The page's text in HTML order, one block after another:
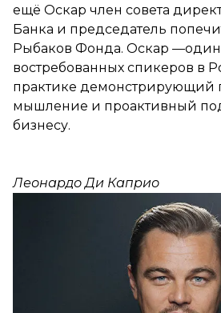
ещё Оскар член совета
Банка и председатель
Рыбаков Фонда. Оскар
востребованных спикеров в
практике демонстрирующий
мышление и проактивный
бизнесу.
Леонардо Ди Каприо